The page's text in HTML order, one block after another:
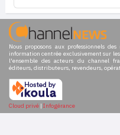
Nous proposons aux professionnels
information centrée exclusivement sur
l'ensemble des acteurs du channel
éditeurs, distributeurs, revendeurs,
Cloud privé | Infogérance